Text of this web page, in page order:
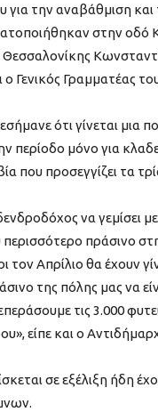
για την αναβάθμιση
στην οδό
Γενικός Γραμματέας
ότι γίνεται μια
περίοδο μόνο για
που προσεγγίζει τα
να
περισσότερο πράσινο
τον Απρίλιο θα έχουν
της πόλης μας να
τις 3.000
είπε και ο
σε εξέλιξη ήδη